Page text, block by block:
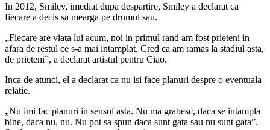
In 2012, Smiley, imediat dupa despartire, Smiley a declarat ca
fiecare a decis sa mearga pe drumul sau.
„Fiecare are viata lui acum, noi in primul rand am fost prieteni in
afara de restul ce s-a mai intamplat. Cred ca am ramas la stadiul asta,
de prieteni”, a declarat artistul pentru Ciao.
Inca de atunci, el a declarat ca nu isi face planuri despre o eventuala
relatie.
„Nu imi fac planuri in sensul asta. Nu ma grabesc, daca se intampla
bine, daca nu, nu. Nu pot sa spun daca sunt gata sau nu sunt gata”.